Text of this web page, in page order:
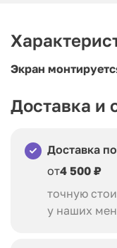
Экран
Доставка и
Доставка
от4 500 ₽
точную
у наших